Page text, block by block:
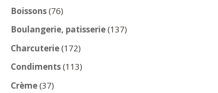
produits
Boissons 7676
produits
Boulangerie, patisserie 137137
Charcuterie 172172
produits
Condiments 113113
Crème 3737